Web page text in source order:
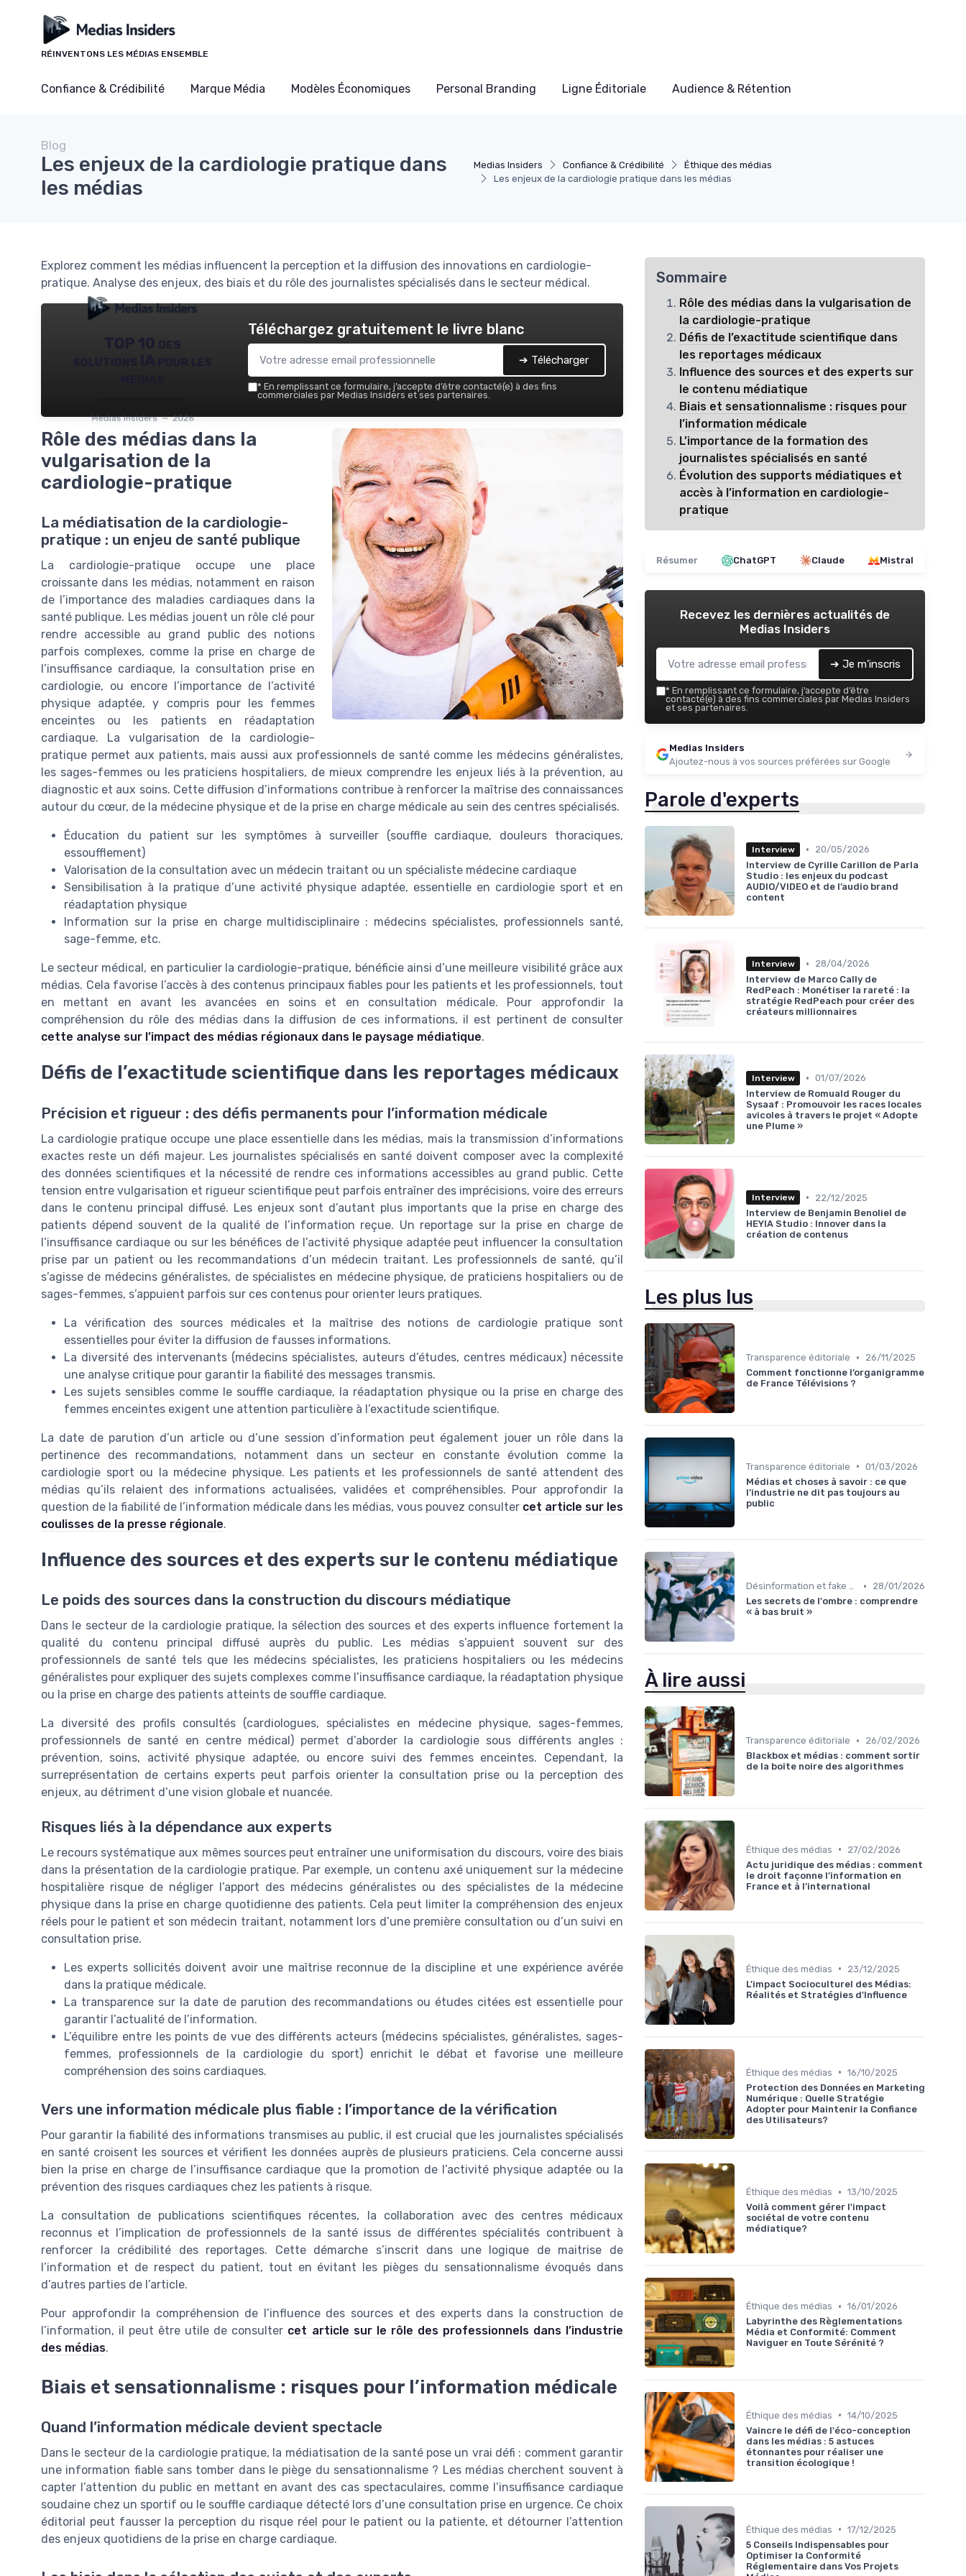
RÉINVENTONS LES MÉDIAS ENSEMBLE
Confiance & Crédibilité Marque Média Modèles Économiques Personal Branding Ligne Éditoriale Audience & Rétention
Medias Insiders Confiance & Crédibilité
Éthique des médias
Les enjeux de la cardiologie pratique dans les médias
Blog
Les enjeux de la cardiologie pratique dans
les médias
Explorez comment les médias influencent la perception et la diffusion des innovations en cardiologie-
pratique. Analyse des enjeux, des biais et du rôle des journalistes spécialisés dans le secteur médical.
TOP 10 des
Medias Insiders — 2026
Téléchargez gratuitement le livre blanc
➔ Télécharger
* En remplissant ce formulaire, j’accepte d’être contacté(e) à des fins
commerciales par Medias Insiders et ses partenaires.
Rôle des médias dans la
vulgarisation de la
cardiologie-pratique
La médiatisation de la cardiologie-
pratique : un enjeu de santé publique
La cardiologie-pratique occupe une place
croissante dans les médias, notamment en raison
de l’importance des maladies cardiaques dans la
santé publique. Les médias jouent un rôle clé pour
rendre accessible au grand public des notions
parfois complexes, comme la prise en charge de
l’insuffisance cardiaque, la consultation prise en
cardiologie, ou encore l’importance de l’activité
physique adaptée, y compris pour les femmes
enceintes ou les patients en réadaptation
cardiaque. La vulgarisation de la cardiologie-
pratique permet aux patients, mais aussi aux professionnels de santé comme les médecins généralistes,
les sages-femmes ou les praticiens hospitaliers, de mieux comprendre les enjeux liés à la prévention, au
diagnostic et aux soins. Cette diffusion d’informations contribue à renforcer la maîtrise des connaissances
autour du cœur, de la médecine physique et de la prise en charge médicale au sein des centres spécialisés.
Éducation du patient sur les symptômes à surveiller (souffle cardiaque, douleurs thoraciques,
essoufflement)
Valorisation de la consultation avec un médecin traitant ou un spécialiste médecine cardiaque
Sensibilisation à la pratique d’une activité physique adaptée, essentielle en cardiologie sport et en
réadaptation physique
Information sur la prise en charge multidisciplinaire : médecins spécialistes, professionnels santé,
sage-femme, etc.
Le secteur médical, en particulier la cardiologie-pratique, bénéficie ainsi d’une meilleure visibilité grâce aux
médias. Cela favorise l’accès à des contenus principaux fiables pour les patients et les professionnels, tout
en mettant en avant les avancées en soins et en consultation médicale. Pour approfondir la
compréhension du rôle des médias dans la diffusion de ces informations, il est pertinent de consulter
cette analyse sur l’impact des médias régionaux dans le paysage médiatique.
Défis de l’exactitude scientifique dans les reportages médicaux
Précision et rigueur : des défis permanents pour l’information médicale
La cardiologie pratique occupe une place essentielle dans les médias, mais la transmission d’informations
exactes reste un défi majeur. Les journalistes spécialisés en santé doivent composer avec la complexité
des données scientifiques et la nécessité de rendre ces informations accessibles au grand public. Cette
tension entre vulgarisation et rigueur scientifique peut parfois entraîner des imprécisions, voire des erreurs
dans le contenu principal diffusé. Les enjeux sont d’autant plus importants que la prise en charge des
patients dépend souvent de la qualité de l’information reçue. Un reportage sur la prise en charge de
l’insuffisance cardiaque ou sur les bénéfices de l’activité physique adaptée peut influencer la consultation
prise par un patient ou les recommandations d’un médecin traitant. Les professionnels de santé, qu’il
s’agisse de médecins généralistes, de spécialistes en médecine physique, de praticiens hospitaliers ou de
sages-femmes, s’appuient parfois sur ces contenus pour orienter leurs pratiques.
La vérification des sources médicales et la maîtrise des notions de cardiologie pratique sont
essentielles pour éviter la diffusion de fausses informations.
La diversité des intervenants (médecins spécialistes, auteurs d’études, centres médicaux) nécessite
une analyse critique pour garantir la fiabilité des messages transmis.
Les sujets sensibles comme le souffle cardiaque, la réadaptation physique ou la prise en charge des
femmes enceintes exigent une attention particulière à l’exactitude scientifique.
La date de parution d’un article ou d’une session d’information peut également jouer un rôle dans la
pertinence des recommandations, notamment dans un secteur en constante évolution comme la
cardiologie sport ou la médecine physique. Les patients et les professionnels de santé attendent des
médias qu’ils relaient des informations actualisées, validées et compréhensibles. Pour approfondir la
question de la fiabilité de l’information médicale dans les médias, vous pouvez consulter cet article sur les
coulisses de la presse régionale.
Influence des sources et des experts sur le contenu médiatique
Le poids des sources dans la construction du discours médiatique
Dans le secteur de la cardiologie pratique, la sélection des sources et des experts influence fortement la
qualité du contenu principal diffusé auprès du public. Les médias s’appuient souvent sur des
professionnels de santé tels que les médecins spécialistes, les praticiens hospitaliers ou les médecins
généralistes pour expliquer des sujets complexes comme l’insuffisance cardiaque, la réadaptation physique
ou la prise en charge des patients atteints de souffle cardiaque.
La diversité des profils consultés (cardiologues, spécialistes en médecine physique, sages-femmes,
professionnels de santé en centre médical) permet d’aborder la cardiologie sous différents angles :
prévention, soins, activité physique adaptée, ou encore suivi des femmes enceintes. Cependant, la
surreprésentation de certains experts peut parfois orienter la consultation prise ou la perception des
enjeux, au détriment d’une vision globale et nuancée.
Risques liés à la dépendance aux experts
Le recours systématique aux mêmes sources peut entraîner une uniformisation du discours, voire des biais
dans la présentation de la cardiologie pratique. Par exemple, un contenu axé uniquement sur la médecine
hospitalière risque de négliger l’apport des médecins généralistes ou des spécialistes de la médecine
physique dans la prise en charge quotidienne des patients. Cela peut limiter la compréhension des enjeux
réels pour le patient et son médecin traitant, notamment lors d’une première consultation ou d’un suivi en
consultation prise.
Les experts sollicités doivent avoir une maîtrise reconnue de la discipline et une expérience avérée
dans la pratique médicale.
La transparence sur la date de parution des recommandations ou études citées est essentielle pour
garantir l’actualité de l’information.
L’équilibre entre les points de vue des différents acteurs (médecins spécialistes, généralistes, sages-
femmes, professionnels de la cardiologie du sport) enrichit le débat et favorise une meilleure
compréhension des soins cardiaques.
Vers une information médicale plus fiable : l’importance de la vérification
Pour garantir la fiabilité des informations transmises au public, il est crucial que les journalistes spécialisés
en santé croisent les sources et vérifient les données auprès de plusieurs praticiens. Cela concerne aussi
bien la prise en charge de l’insuffisance cardiaque que la promotion de l’activité physique adaptée ou la
prévention des risques cardiaques chez les patients à risque.
La consultation de publications scientifiques récentes, la collaboration avec des centres médicaux
reconnus et l’implication de professionnels de la santé issus de différentes spécialités contribuent à
renforcer la crédibilité des reportages. Cette démarche s’inscrit dans une logique de maitrise de
l’information et de respect du patient, tout en évitant les pièges du sensationnalisme évoqués dans
d’autres parties de l’article.
Pour approfondir la compréhension de l’influence des sources et des experts dans la construction de
l’information, il peut être utile de consulter cet article sur le rôle des professionnels dans l’industrie
des médias.
Biais et sensationnalisme : risques pour l’information médicale
Quand l’information médicale devient spectacle
Dans le secteur de la cardiologie pratique, la médiatisation de la santé pose un vrai défi : comment garantir
une information fiable sans tomber dans le piège du sensationnalisme ? Les médias cherchent souvent à
capter l’attention du public en mettant en avant des cas spectaculaires, comme l’insuffisance cardiaque
soudaine chez un sportif ou le souffle cardiaque détecté lors d’une consultation prise en urgence. Ce choix
éditorial peut fausser la perception du risque réel pour le patient ou la patiente, et détourner l’attention
des enjeux quotidiens de la prise en charge cardiaque.
Sommaire
Rôle des médias dans la vulgarisation de
la cardiologie-pratique
Défis de l’exactitude scientifique dans
les reportages médicaux
Influence des sources et des experts sur
le contenu médiatique
Biais et sensationnalisme : risques pour
l’information médicale
L’importance de la formation des
journalistes spécialisés en santé
Évolution des supports médiatiques et
accès à l’information en cardiologie-
pratique
Résumer ChatGPT Claude Mistral
Recevez les dernières actualités de
Medias Insiders
➔ Je m'inscris
* En remplissant ce formulaire, j’accepte d’être
contacté(e) à des fins commerciales par Medias Insiders
et ses partenaires.
Medias Insiders
Ajoutez-nous à vos sources préférées sur Google
Parole d'experts
Interview •
20/05/2026
Interview de Cyrille Carillon de Parla
Studio : les enjeux du podcast
AUDIO/VIDEO et de l’audio brand
content
Interview •
28/04/2026
Interview de Marco Cally de
RedPeach : Monétiser la rareté : la
stratégie RedPeach pour créer des
créateurs millionnaires
Interview • 01/07/2026
Interview de Romuald Rouger du
Sysaaf : Promouvoir les races locales
avicoles à travers le projet « Adopte
une Plume »
Interview •
22/12/2025
Interview de Benjamin Benoliel de
HEYIA Studio : Innover dans la
création de contenus
Les plus lus
Transparence éditoriale •
26/11/2025
Comment fonctionne l’organigramme
de France Télévisions ?
Transparence éditoriale • 01/03/2026
Médias et choses à savoir : ce que
l’industrie ne dit pas toujours au
public
Désinformation et fake news •
28/01/2026
Les secrets de l'ombre : comprendre
« à bas bruit »
À lire aussi
Transparence éditoriale •
26/02/2026
Blackbox et médias : comment sortir
de la boîte noire des algorithmes
Éthique des médias •
27/02/2026
Actu juridique des médias : comment
le droit façonne l’information en
France et à l’international
Éthique des médias •
23/12/2025
L'impact Socioculturel des Médias:
Réalités et Stratégies d'Influence
Éthique des médias • 16/10/2025
Protection des Données en Marketing
Numérique : Quelle Stratégie
Adopter pour Maintenir la Confiance
des Utilisateurs?
Éthique des médias • 13/10/2025
Voilà comment gérer l'impact
sociétal de votre contenu
médiatique?
Éthique des médias • 16/01/2026
Labyrinthe des Règlementations
Média et Conformité: Comment
Naviguer en Toute Sérénité ?
Éthique des médias • 14/10/2025
Vaincre le défi de l'éco-conception
dans les médias : 5 astuces
étonnantes pour réaliser une
transition écologique !
Éthique des médias • 17/12/2025
5 Conseils Indispensables pour
Optimiser la Conformité
Réglementaire dans Vos Projets